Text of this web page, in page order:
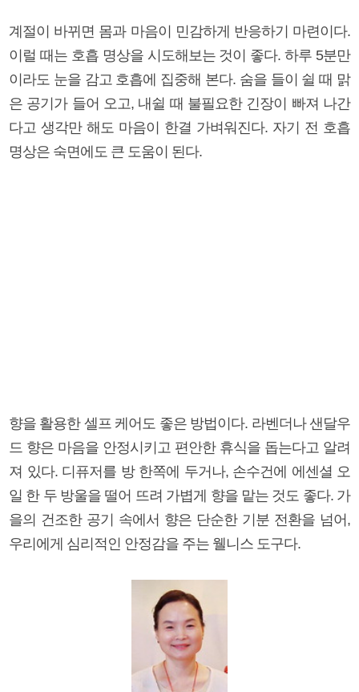
계절이 바뀌면 몸과 마음이 민감하게 반응하기 마련이다.
이럴 때는 호흡 명상을 시도해보는 것이 좋다. 하루 5분만
이라도 눈을 감고 호흡에 집중해 본다. 숨을 들이 쉴 때 맑
은 공기가 들어 오고, 내쉴 때 불필요한 긴장이 빠져 나간
다고 생각만 해도 마음이 한결 가벼워진다. 자기 전 호흡
명상은 숙면에도 큰 도움이 된다.
향을 활용한 셀프 케어도 좋은 방법이다. 라벤더나 샌달우
드 향은 마음을 안정시키고 편안한 휴식을 돕는다고 알려
져 있다. 디퓨저를 방 한쪽에 두거나, 손수건에 에센셜 오
일 한 두 방울을 떨어 뜨려 가볍게 향을 맡는 것도 좋다. 가
을의 건조한 공기 속에서 향은 단순한 기분 전환을 넘어,
우리에게 심리적인 안정감을 주는 웰니스 도구다.